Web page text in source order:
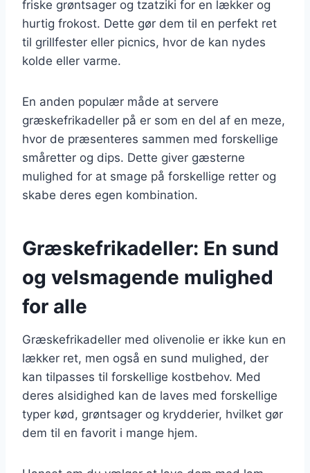
friske grøntsager og tzatziki for en lækker og
hurtig frokost. Dette gør dem til en perfekt ret
til grillfester eller picnics, hvor de kan nydes
kolde eller varme.
En anden populær måde at servere
græskefrikadeller på er som en del af en meze,
hvor de præsenteres sammen med forskellige
småretter og dips. Dette giver gæsterne
mulighed for at smage på forskellige retter og
skabe deres egen kombination.
Græskefrikadeller: En sund
og velsmagende mulighed
for alle
Græskefrikadeller med olivenolie er ikke kun en
lækker ret, men også en sund mulighed, der
kan tilpasses til forskellige kostbehov. Med
deres alsidighed kan de laves med forskellige
typer kød, grøntsager og krydderier, hvilket gør
dem til en favorit i mange hjem.